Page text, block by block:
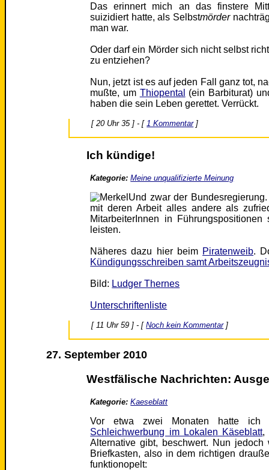
Das erinnert mich an das finstere
suizidiert hatte, als Selbstmörder
man war.
Oder darf ein Mörder sich nicht selbst
zu entziehen?
Nun, jetzt ist es auf jeden Fall ganz tot,
mußte, um Thiopental
(ein Barbiturat)
haben die sein Leben gerettet. Verrückt.
[ 20 Uhr 35 ] - [ 1 Kommentar]
Ich kündige!
Kategorie: Meine unqualifizierte Meinung
Und zwar der
mit deren Arbeit alles andere als
MitarbeiterInnen in
leisten.
Näheres dazu hier beim Piratenweib.
Kündigungsschreiben samt
Bild: Ludger Thernes
Unterschriftenliste
[ 11 Uhr 59 ] - [Noch kein Kommentar]
27. September 2010
Westfälische Nachrichten:
Kategorie: Kaeseblatt
Vor etwa zwei Monaten hatte
Schleichwerbung im Lokalen Käseblatt,
Alternative gibt, beschwert. Nun
Briefkasten, also in dem richtigen
funktionopelt: